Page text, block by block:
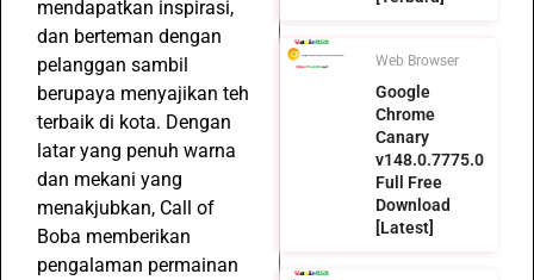
mendapatkan inspirasi,
dan berteman dengan
pelanggan sambil
berupaya menyajikan teh
terbaik di kota. Dengan
latar yang penuh warna
dan mekani yang
menakjubkan, Call of
Boba memberikan
pengalaman permainan
Web Browser
Google
Chrome
Canary
v148.0.7775.0
Full Free
Download
[Latest]